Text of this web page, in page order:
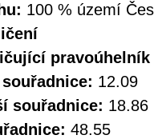
100 % území
pravoúhelník
12.09
souřadnice: 18.86
48.55